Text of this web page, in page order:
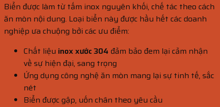
Biển được làm từ tấm inox nguyên khối, chế tác theo cách
ăn mòn nội dung. Loại biển này được hầu hết các doanh
nghiệp ưa chuộng bởi các ưu điểm:
Chất liệu inox xước 304 đảm bảo đem lại cảm nhận
về sự hiện đại, sang trọng
Ứng dụng công nghệ ăn mòn mang lại sự tinh tế, sắc
nét
Biển được gập, uốn chân theo yêu cầu